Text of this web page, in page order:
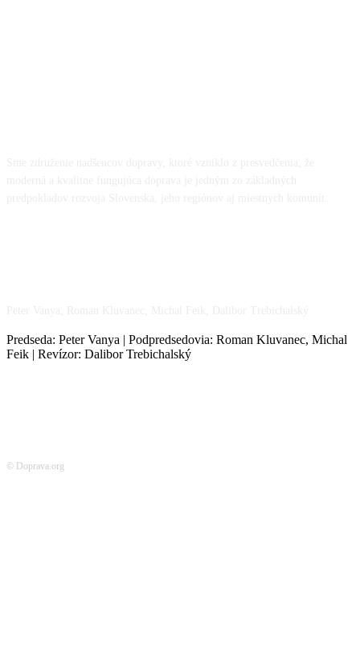
Predseda: Peter Vanya | Podpredsedovia: Roman Kluvanec, Michal
Feik | Revízor: Dalibor Trebichalský
© Doprava.org